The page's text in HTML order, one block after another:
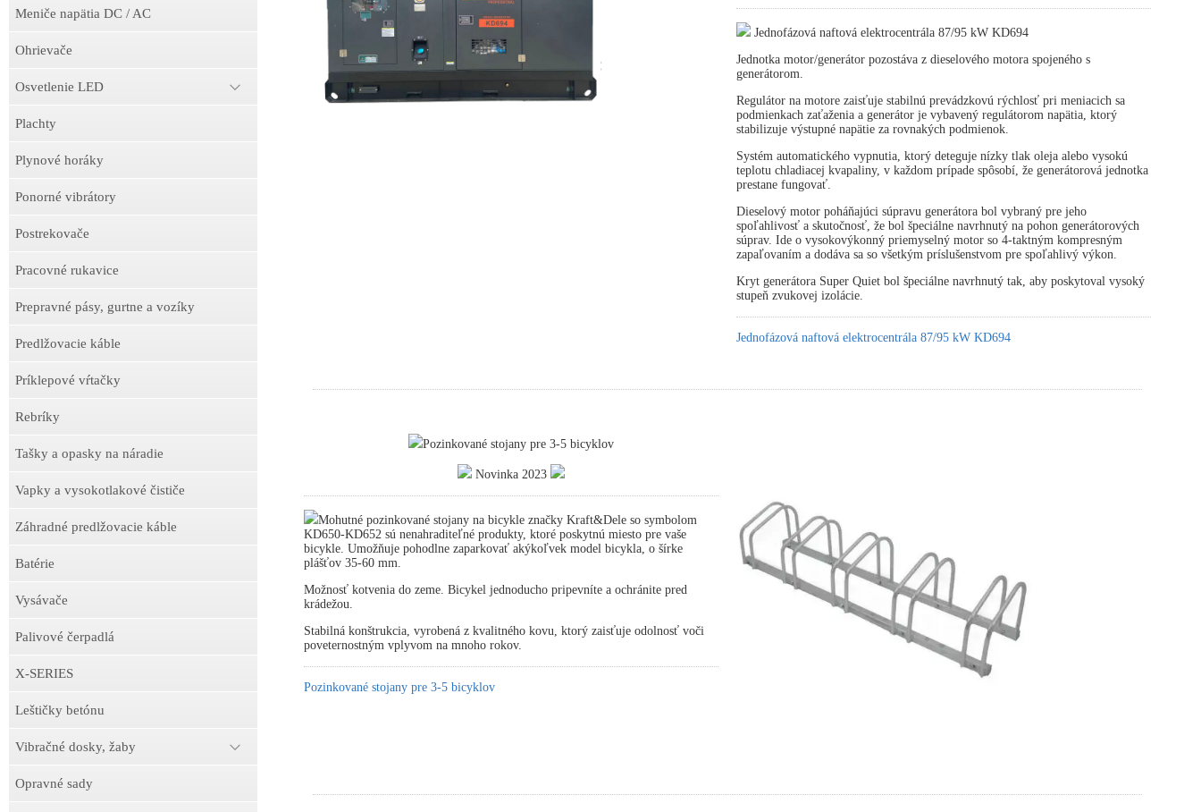
Meniče napätia DC / AC
Ohrievače
Osvetlenie LED
Plachty
Plynové horáky
Ponorné vibrátory
Postrekovače
Pracovné rukavice
Prepravné pásy, gurtne a vozíky
Predlžovacie káble
Príklepové vŕtačky
Rebríky
Tašky a opasky na náradie
Vapky a vysokotlakové čističe
Záhradné predlžovacie káble
Batérie
Vysávače
Palivové čerpadlá
X-SERIES
Leštičky betónu
Vibračné dosky, žaby
Opravné sady
Jednofázová naftová elektrocentrála 87/95 kW KD694
Jednotka motor/generátor pozostáva z dieselového motora spojeného s
generátorom.
Regulátor na motore zaisťuje stabilnú prevádzkovú rýchlosť pri meniacich sa
podmienkach zaťaženia a generátor je vybavený regulátorom napätia, ktorý
stabilizuje výstupné napätie za rovnakých podmienok.
Systém automatického vypnutia, ktorý deteguje nízky tlak oleja alebo vysokú
teplotu chladiacej kvapaliny, v každom prípade spôsobí, že generátorová jednotka
prestane fungovať.
Dieselový motor poháňajúci súpravu generátora bol vybraný pre jeho
spoľahlivosť a skutočnosť, že bol špeciálne navrhnutý na pohon generátorových
súprav. Ide o vysokovýkonný priemyselný motor so 4-taktným kompresným
zapaľovaním a dodáva sa so všetkým príslušenstvom pre spoľahlivý výkon.
Kryt generátora Super Quiet bol špeciálne navrhnutý tak, aby poskytoval vysoký
stupeň zvukovej izolácie.
Jednofázová naftová elektrocentrála 87/95 kW KD694
Pozinkované stojany pre 3-5 bicyklov
Novinka 2023
Mohutné pozinkované stojany na bicykle značky Kraft&Dele so symbolom
KD650-KD652 sú nenahraditeľné produkty, ktoré poskytnú miesto pre vaše
bicykle. Umožňuje pohodlne zaparkovať akýkoľvek model bicykla, o šírke
plášťov 35-60 mm.
Možnosť kotvenia do zeme. Bicykel jednoducho pripevníte a ochránite pred
krádežou.
Stabilná konštrukcia, vyrobená z kvalitného kovu, ktorý zaisťuje odolnosť voči
poveternostným vplyvom na mnoho rokov.
Pozinkované stojany pre 3-5 bicyklov